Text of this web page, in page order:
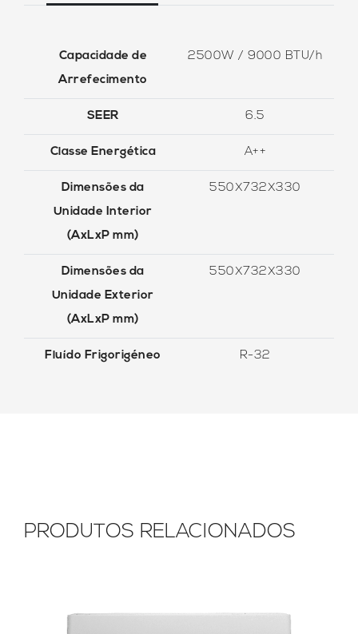
Capacidade de
Arrefecimento
2500W / 9000 BTU/h
SEER 6.5
Classe Energética A++
Dimensões da
Unidade Interior
(AxLxP mm)
550X732X330
Dimensões da
Unidade Exterior
(AxLxP mm)
550X732X330
Fluído Frigorigéneo R-32
PRODUTOS RELACIONADOS